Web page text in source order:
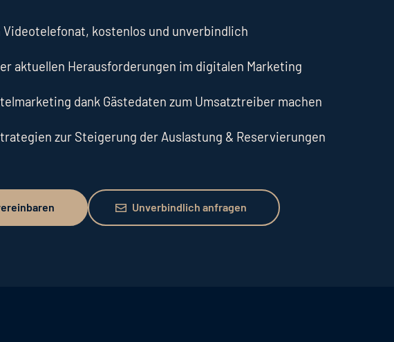
Videotelefonat, kostenlos und unverbindlich
aktuellen Herausforderungen im digitalen Marketing
dank Gästedaten zum Umsatztreiber machen
zur Steigerung der Auslastung & Reservierungen
Unverbindlich anfragen
Unverbindlich anfragen